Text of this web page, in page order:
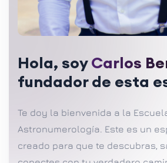
Hola, soyCarlos
fundador de esta
Te doy la bienvenida a la
Astronumerología. Este es un
creado para que te descubras,